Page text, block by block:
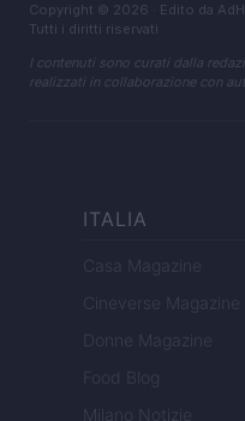
Copyright © 2026 · Edito da
Tutti i diritti riservati
I contenuti sono curati dalla
realizzati in collaborazione con
ITALIA
Casa Magazine
Cineverse Magazine
Donne Magazine
Food Blog
Milano Notizie